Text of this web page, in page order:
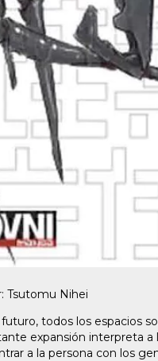
Tsutomu Nihei
futuro, todos los espacios
expansión interpreta
a la persona con los